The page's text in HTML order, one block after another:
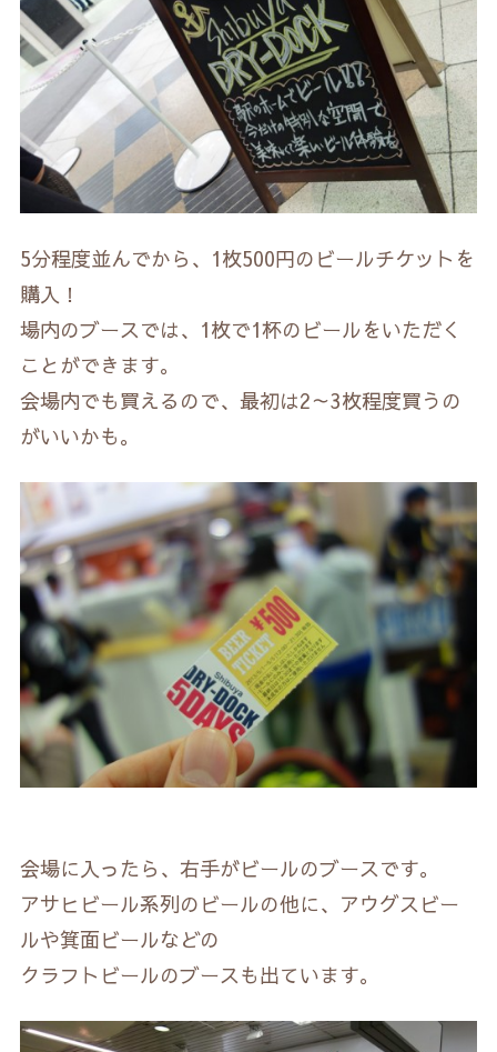
5分程度並んでから、1枚500円のビールチケットを
購入！
場内のブースでは、1枚で1杯のビールをいただく
ことができます。
会場内でも買えるので、最初は2～3枚程度買うの
がいいかも。
会場に入ったら、右手がビールのブースです。
アサヒビール系列のビールの他に、アウグスビー
ルや箕面ビールなどの
クラフトビールのブースも出ています。